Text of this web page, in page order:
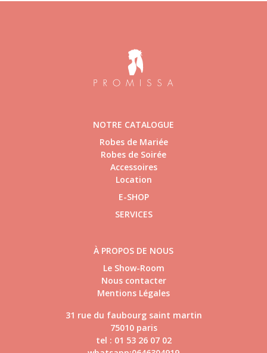
NOTRE CATALOGUE
Robes de Mariée
Robes de Soirée
Accessoires
Location
E-SHOP
SERVICES
À PROPOS DE NOUS
Le Show-Room
Nous contacter
Mentions Légales
31 rue du faubourg saint martin
75010 paris
tel : 01 53 26 07 02